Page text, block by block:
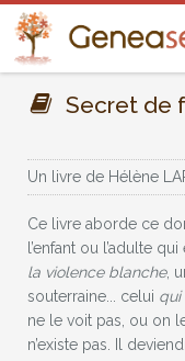
Secret de
Un livre de Hélène
Ce livre aborde ce
l’enfant ou l’adulte
la violence blanche,
souterraine... celui qui
ne le voit pas, ou on
n’existe pas. Il